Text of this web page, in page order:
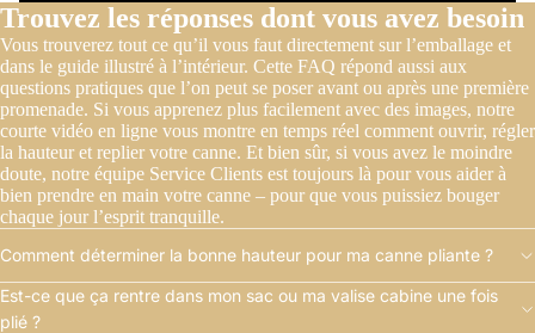
Trouvez les réponses dont vous avez besoin
Vous trouverez tout ce qu’il vous faut directement sur l’emballage et
dans le guide illustré à l’intérieur. Cette FAQ répond aussi aux
questions pratiques que l’on peut se poser avant ou après une première
promenade. Si vous apprenez plus facilement avec des images, notre
courte vidéo en ligne vous montre en temps réel comment ouvrir, régler
la hauteur et replier votre canne. Et bien sûr, si vous avez le moindre
doute, notre équipe Service Clients est toujours là pour vous aider à
bien prendre en main votre canne – pour que vous puissiez bouger
chaque jour l’esprit tranquille.
Comment déterminer la bonne hauteur pour ma canne pliante ?
Est-ce que ça rentre dans mon sac ou ma valise cabine une fois
plié ?